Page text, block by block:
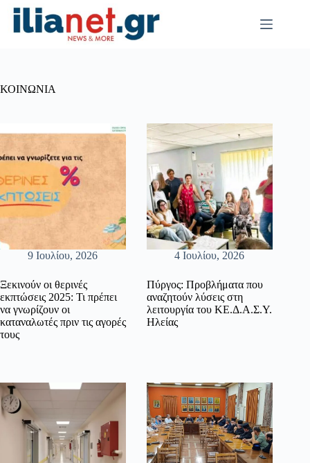
Μετάβαση
στο
περιεχόμενο
ΚΟΙΝΩΝΙΑ
9 Ιουλίου, 2026
Ξεκινούν οι θερινές
εκπτώσεις 2025: Τι πρέπει
να γνωρίζουν οι
καταναλωτές πριν τις αγορές
τους
4 Ιουλίου, 2026
Πύργος: Προβλήματα που
αναζητούν λύσεις στη
λειτουργία του ΚΕ.Δ.Α.Σ.Υ.
Ηλείας